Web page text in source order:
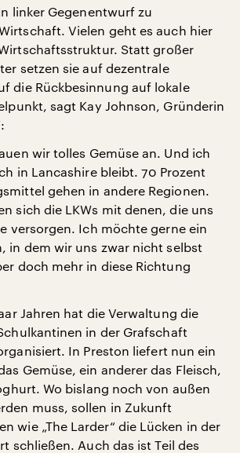
linker Gegenentwurf zu
Vielen geht es auch hier
Statt großer
setzen sie auf dezentrale
die Rückbesinnung auf lokale
sagt Kay Johnson, Gründerin
wir tolles Gemüse an. Und ich
in Lancashire bleibt. 70 Prozent
gehen in andere Regionen.
sich die LKWs mit denen, die uns
versorgen. Ich möchte gerne ein
in dem wir uns zwar nicht selbst
doch mehr in diese Richtung
Jahren hat die Verwaltung die
in der Grafschaft
In Preston liefert nun ein
Gemüse, ein anderer das Fleisch,
Wo bislang noch von außen
muss, sollen in Zukunft
wie „The Larder“ die Lücken in der
schließen. Auch das ist Teil des